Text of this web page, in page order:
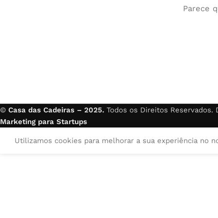
Parece
© Casa das Cadeiras – 2025. Todos os Direitos Reservados.
Marketing para Startups
Utilizamos cookies para melhorar a sua experiência no